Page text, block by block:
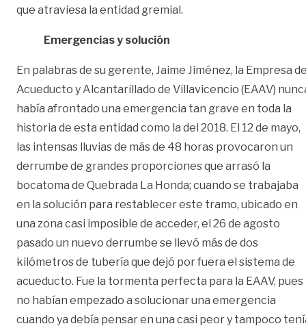
que atraviesa la entidad gremial.
Emergencias y solución
En palabras de su gerente, Jaime Jiménez, la Empresa
Acueducto y Alcantarillado de Villavicencio (EAAV)
había afrontado una emergencia tan grave en toda la
historia de esta entidad como la del 2018. El 12 de mayo,
las intensas lluvias de más de 48 horas provocaron un
derrumbe de grandes proporciones que arrasó la
bocatoma de Quebrada La Honda; cuando se trabajaba
en la solución para restablecer este tramo, ubicado en
una zona casi imposible de acceder, el 26 de agosto
pasado un nuevo derrumbe se llevó más de dos
kilómetros de tubería que dejó por fuera el sistema de
acueducto. Fue la tormenta perfecta para la EAAV, pues
no habían empezado a solucionar una emergencia
cuando ya debía pensar en una casi peor y tampoco